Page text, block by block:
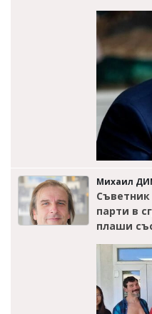
Михаил
Съветник
парти в
плаши